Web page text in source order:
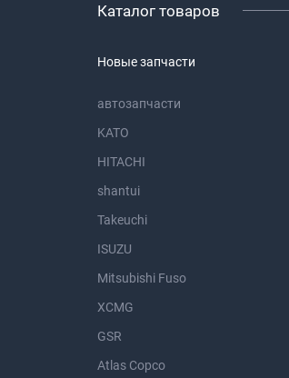
Каталог товаров
Новые запчасти
автозапчасти
KATO
HITACHI
shantui
Takeuchi
ISUZU
Mitsubishi Fuso
XCMG
GSR
Atlas Copco